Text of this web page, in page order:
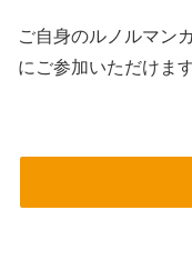
ご自身のルノルマン
にご参加いただけます